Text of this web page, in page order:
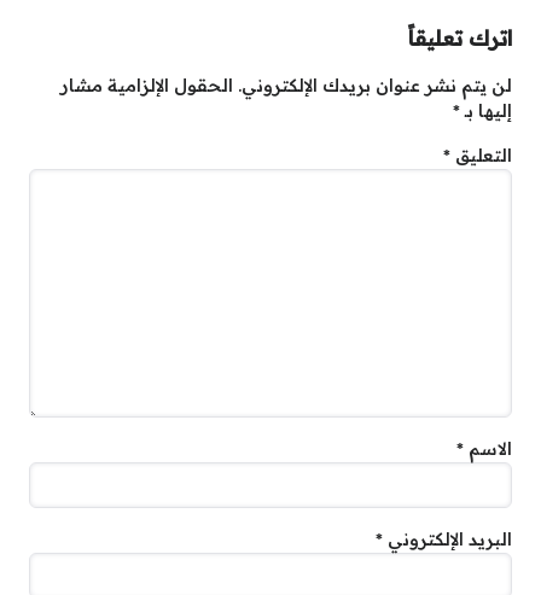
اترك تعليقاً
لن يتم نشر عنوان بريدك الإلكتروني. الحقول الإلزامية مشار
إليها بـ*
التعليق *
الاسم *
البريد الإلكتروني *